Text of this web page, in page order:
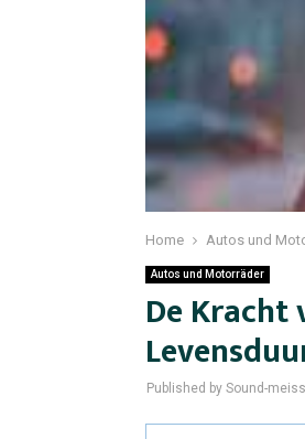
Home Autos und
Autos und Motorräder
De Kracht
Published by Sound-